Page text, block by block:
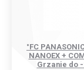
°FC
NANOEX +
Grzanie do -